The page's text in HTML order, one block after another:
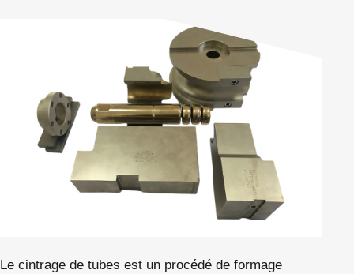
Le cintrage de tubes est un procédé de formage